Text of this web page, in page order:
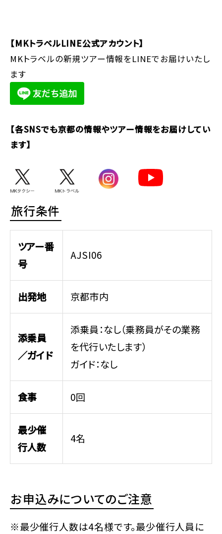
【MKトラベルLINE公式アカウント】
MKトラベルの新規ツアー情報をLINEでお届けいたし
ます
【各SNSでも京都の情報やツアー情報をお届けしてい
ます】
旅行条件
ツアー番
号
AJSI06
出発地 京都市内
添乗員
／ガイド
添乗員：なし（乗務員がその業務
を代行いたします）
ガイド：なし
食事 0回
最少催
行人数
4名
お申込みについてのご注意
※最少催行人数は4名様です。最少催行人員に